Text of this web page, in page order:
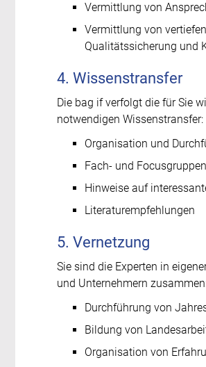
Vermittlung von
Vermittlung von
Qualitätssicherung und
4. Wissenstransfer
Die bag if verfolgt die für Sie
notwendigen Wissenstransfer:
Organisation und
Fach- und
Hinweise auf
Literaturempfehlungen
5. Vernetzung
Sie sind die Experten in
und Unternehmern
Durchführung von
Bildung von
Organisation von